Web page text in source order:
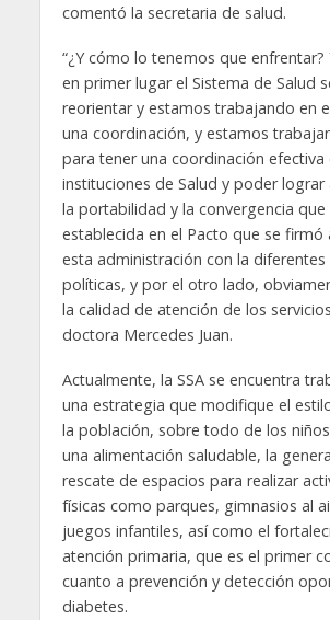
comentó la secretaria de salud.
“¿Y cómo lo tenemos que enfrentar?
en primer lugar el Sistema de Salud
reorientar y estamos trabajando en
una coordinación, y estamos
para tener una coordinación efectiva
instituciones de Salud y poder
la portabilidad y la convergencia que
establecida en el Pacto que se firmó
esta administración con la diferentes
políticas, y por el otro lado,
la calidad de atención de los
doctora Mercedes Juan.
Actualmente, la SSA se encuentra
una estrategia que modifique el
la población, sobre todo de los
una alimentación saludable, la
rescate de espacios para realizar
físicas como parques, gimnasios al
juegos infantiles, así como el
atención primaria, que es el primer
cuanto a prevención y detección
diabetes.